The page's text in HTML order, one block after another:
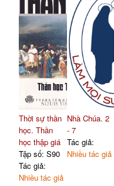
Thời sự thần
học. Thần
học thập giá
Tập số: S90
Tác giả:
Nhiều tác giả
Nhà Chúa. 2
- 7
Tác giả:
Nhiều tác giả